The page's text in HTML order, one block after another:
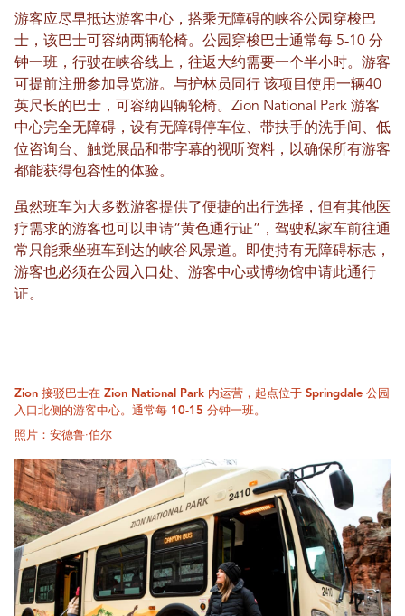
游客应尽早抵达游客中心，搭乘无障碍的峡谷公园穿梭巴
士，该巴士可容纳两辆轮椅。公园穿梭巴士通常每 5-10 分
钟一班，行驶在峡谷线上，往返大约需要一个半小时。游客
可提前注册参加导览游。 与护林员同行 该项目使用一辆40
英尺长的巴士，可容纳四辆轮椅。Zion National Park 游客
中心完全无障碍，设有无障碍停车位、带扶手的洗手间、低
位咨询台、触觉展品和带字幕的视听资料，以确保所有游客
都能获得包容性的体验。
虽然班车为大多数游客提供了便捷的出行选择，但有其他医
疗需求的游客也可以申请“黄色通行证”，驾驶私家车前往通
常只能乘坐班车到达的峡谷风景道。即使持有无障碍标志，
游客也必须在公园入口处、游客中心或博物馆申请此通行
证。
Zion 接驳巴士在 Zion National Park 内运营，起点位于 Springdale 公园
入口北侧的游客中心。通常每 10-15 分钟一班。
照片：安德鲁·伯尔